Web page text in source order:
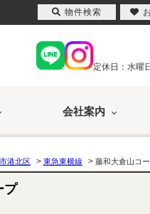
定休日：水曜
会社案内
港北区 > 東急東横線 > 藤和大倉山コ
プ
物件検索